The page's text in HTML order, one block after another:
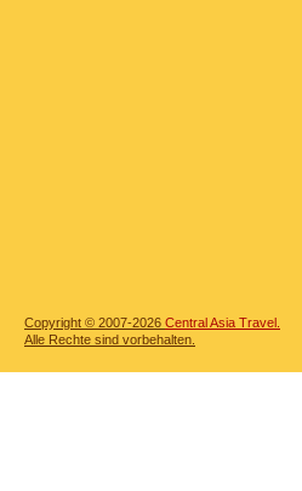
Copyright © 2007-2026 Central Asia Travel.
Alle Rechte sind vorbehalten.